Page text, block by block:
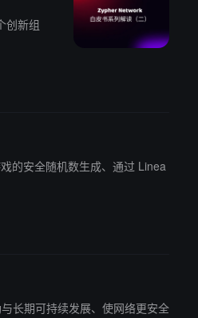
创新组
的安全随机数生成、通过 Linea
长期可持续发展、使网络更安全